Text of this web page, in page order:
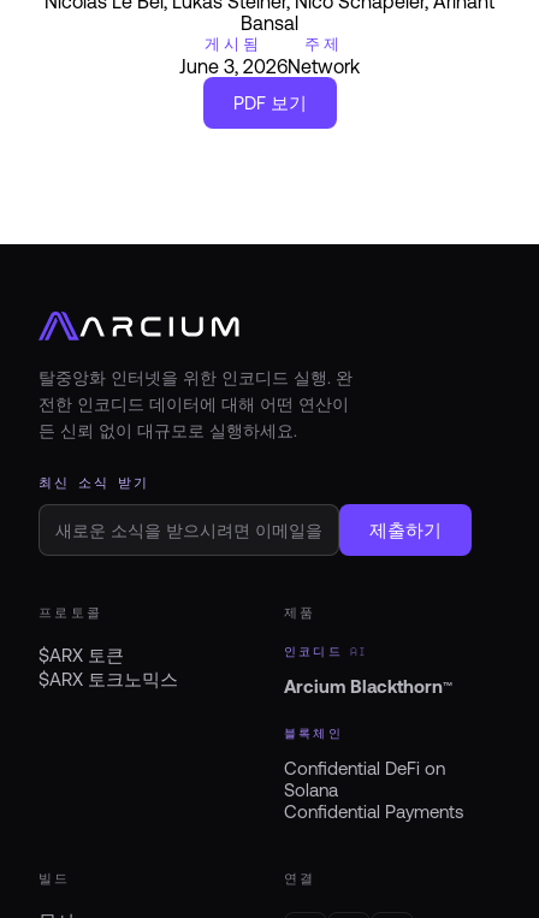
Bansal
게시됨
June 3, 2026
주제
Network
PDF 보기
탈중앙화 인터넷을 위한 인코디드 실행. 완
전한 인코디드 데이터에 대해 어떤 연산이
든 신뢰 없이 대규모로 실행하세요.
최신 소식 받기
제출하기
프로토콜
$ARX 토큰
$ARX 토크노믹스
제품
인코디드 AI
Arcium Blackthorn™
블록체인
Confidential DeFi on
Solana
Confidential Payments
빌드 연결